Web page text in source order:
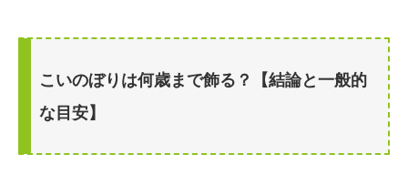
こいのぼりは何歳まで飾る？【結論と一般的
な目安】